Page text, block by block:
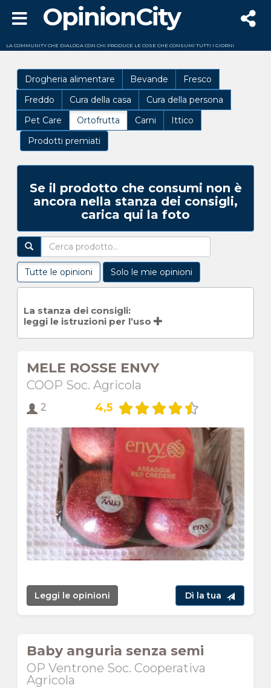
OpinionCity
LA COMMUNITY CHE DIALOGA CON CHI PRODUCE LE COSE CHE CONSUMI TUTTI I GIORNI
Drogheria alimentare Bevande
Fresco
Freddo
Cura della casa
Cura della persona
Pet Care
Ortofrutta Carni
Ittico
Prodotti premiati
Se il prodotto che consumi non è
ancora nella stanza dei consigli,
carica qui la foto
Tutte le opinioni Solo le mie opinioni
La stanza dei consigli:
leggi le istruzioni per l’uso
MELE ROSSE ENVY
COOP Soc. Agricola
2 4,5
Leggi le opinioni Dì la tua
Baby anguria senza semi
OP Ventrone Soc. Cooperativa
Agricola